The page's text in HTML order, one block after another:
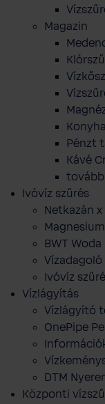
Magazin
Pénzt
Kávé
Ivóvíz szűrés
Netkazán x
BWT
Ivóvíz
Vízlágyítás
Vízlágyító
OnePipe
DTM
Központi